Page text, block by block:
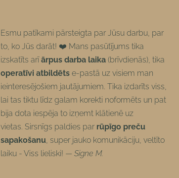
Esmu patīkami pārsteigta par Jūsu darbu, par
to, ko Jūs darāt! ❤️ Mans pasūtījums tika
izskatīts arīārpus darba laika (brīvdienās), tika
operatīvi atbildēts e-pastā uz visiem man
ieinteresējošiem jautājumiem. Tika izdarīts viss,
lai tas tiktu līdz galam korekti noformēts un pat
bija dota iespēja to izņemt klātienē uz
vietas. Sirsnīgs paldies par rūpīgo preču
sapakošanu , super jauko komunikāciju, veltīto
laiku - Viss lieliski! —Signe M.